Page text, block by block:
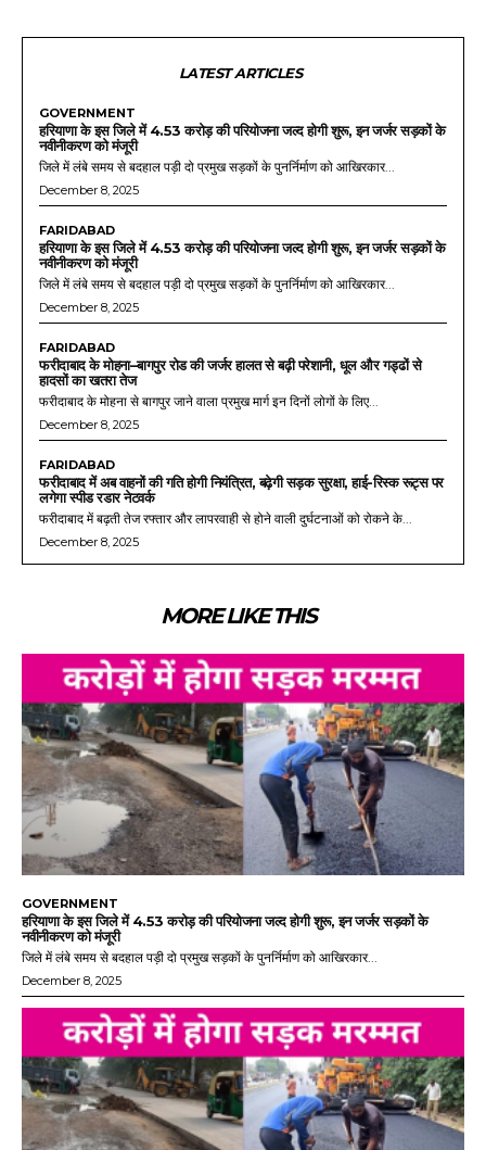
LATEST ARTICLES
GOVERNMENT
हरियाणा के इस जिले में 4.53 करोड़ की परियोजना जल्द होगी शुरू, इन जर्जर सड़कों के
नवीनीकरण को मंजूरी
जिले में लंबे समय से बदहाल पड़ी दो प्रमुख सड़कों के पुनर्निर्माण को आखिरकार...
December 8, 2025
FARIDABAD
हरियाणा के इस जिले में 4.53 करोड़ की परियोजना जल्द होगी शुरू, इन जर्जर सड़कों के
नवीनीकरण को मंजूरी
जिले में लंबे समय से बदहाल पड़ी दो प्रमुख सड़कों के पुनर्निर्माण को आखिरकार...
December 8, 2025
FARIDABAD
फरीदाबाद के मोहना–बागपुर रोड की जर्जर हालत से बढ़ी परेशानी, धूल और गड्ढों से
हादसों का खतरा तेज
फरीदाबाद के मोहना से बागपुर जाने वाला प्रमुख मार्ग इन दिनों लोगों के लिए...
December 8, 2025
FARIDABAD
फरीदाबाद में अब वाहनों की गति होगी नियंत्रित, बढ़ेगी सड़क सुरक्षा, हाई-रिस्क रूट्स पर
लगेगा स्पीड रडार नेटवर्क
फरीदाबाद में बढ़ती तेज रफ्तार और लापरवाही से होने वाली दुर्घटनाओं को रोकने के...
December 8, 2025
MORE LIKE THIS
GOVERNMENT
हरियाणा के इस जिले में 4.53 करोड़ की परियोजना जल्द होगी शुरू, इन जर्जर सड़कों के
नवीनीकरण को मंजूरी
जिले में लंबे समय से बदहाल पड़ी दो प्रमुख सड़कों के पुनर्निर्माण को आखिरकार...
December 8, 2025